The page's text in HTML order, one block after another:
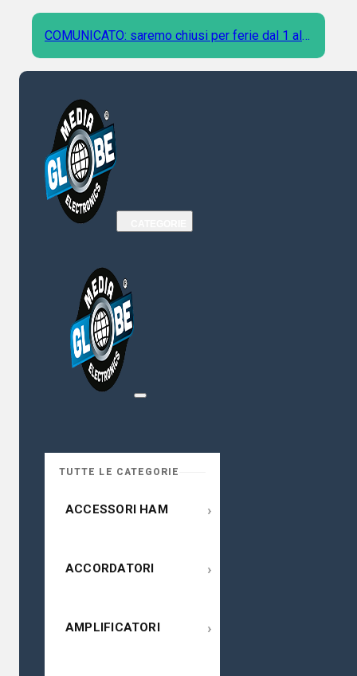
COMUNICATO: saremo chiusi per ferie dal 1 al 9
Agosto
TUTTE LE CATEGORIE
ACCESSORI HAM ›
ACCORDATORI ›
AMPLIFICATORI ›